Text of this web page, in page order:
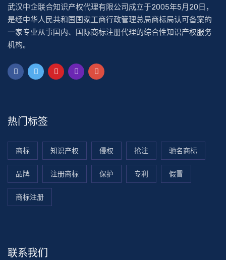
武汉中企联合知识产权代理有限公司成立于2005年5月20日，
是经中华人民共和国国家工商行政管理总局商标局认可备案的
一家专业从事国内、国际商标注册代理的综合性知识产权服务
机构。
热门标签
商标 知识产权 侵权 抢注 驰名商标
品牌 注册商标 保护 专利 假冒
商标注册
联系我们